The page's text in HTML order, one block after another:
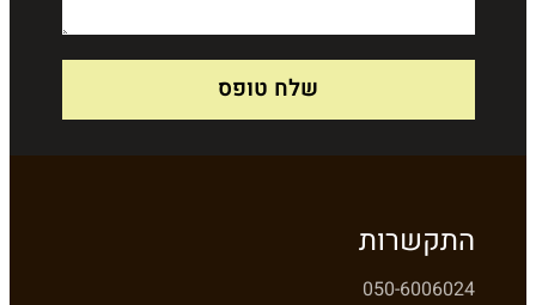
שלח טופס
התקשרות
050-6006024